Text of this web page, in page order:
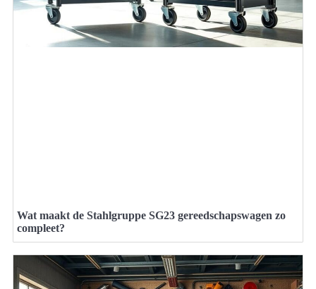
Wat maakt de Stahlgruppe SG23 gereedschapswagen zo
compleet?